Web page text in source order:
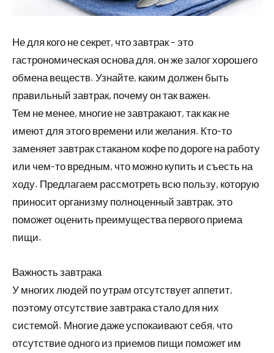
Не для кого не секрет, что завтрак – это
гастрономическая основа для, он же залог хорошего
обмена веществ. Узнайте, каким должен быть
правильный завтрак, почему он так важен.
Тем не менее, многие не завтракают, так как не
имеют для этого времени или желания. Кто-то
заменяет завтрак стаканом кофе по дороге на работу
или чем-то вредным, что можно купить и съесть на
ходу. Предлагаем рассмотреть всю пользу, которую
приносит организму полноценный завтрак, это
поможет оценить преимущества первого приема
пищи.
Важность завтрака
У многих людей по утрам отсутствует аппетит,
поэтому отсутствие завтрака стало для них
системой. Многие даже успокаивают себя, что
отсутствие одного из приемов пищи поможет им